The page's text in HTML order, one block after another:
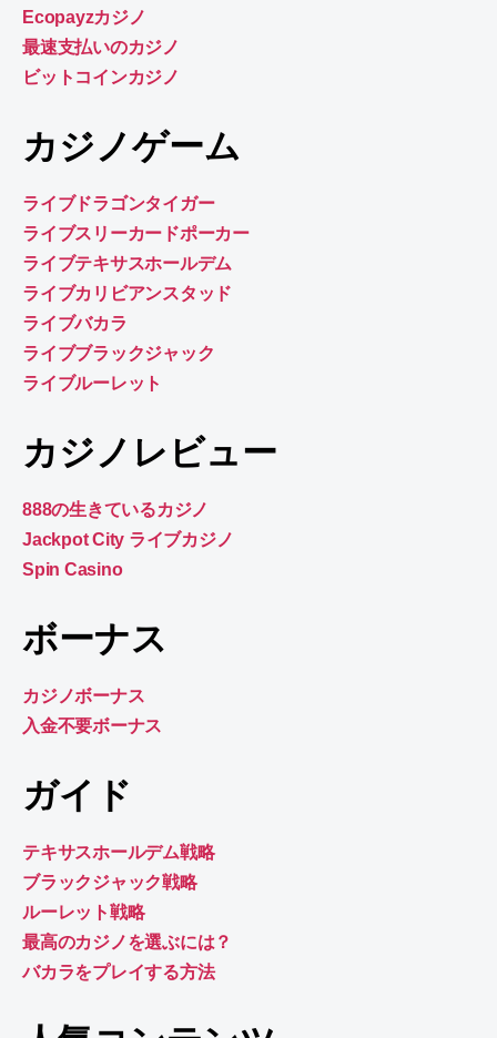
Ecopayzカジノ
最速支払いのカジノ
ビットコインカジノ
カジノゲーム
ライブドラゴンタイガー
ライブスリーカードポーカー
ライブテキサスホールデム
ライブカリビアンスタッド
ライブバカラ
ライブブラックジャック
ライブルーレット
カジノレビュー
888の生きているカジノ
Jackpot City ライブカジノ
Spin Casino
ボーナス
カジノボーナス
入金不要ボーナス
ガイド
テキサスホールデム戦略
ブラックジャック戦略
ルーレット戦略
最高のカジノを選ぶには？
バカラをプレイする方法